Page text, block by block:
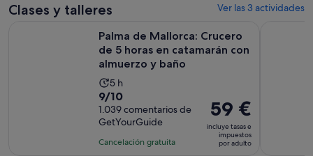
3 horas
adulto
Clases y talleres Ver las 3 actividades
Palma de Mallorca: Crucero
de 5 horas en catamarán con
almuerzo y baño
La
duración
de
la
actividad
5 h
9.0
sobre
10
con
9/10
1.039 comentarios de
GetYourGuide
Cancelación gratuita
El
precio
es
de
59 €
incluye tasas e
impuestos
por adulto